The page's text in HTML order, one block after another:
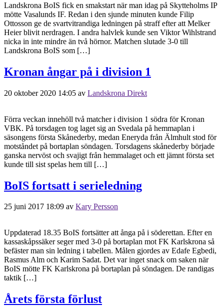
Landskrona BoIS fick en smakstart när man idag på Skytteholms IP
mötte Vasalunds IF. Redan i den sjunde minuten kunde Filip
Ottosson ge de svartvitrandiga ledningen på straff efter att Melker
Heier blivit nerdragen. I andra halvlek kunde sen Viktor Wihlstrand
nicka in inte mindre än två hörnor. Matchen slutade 3-0 till
Landskrona BoIS som […]
Kronan ångar på i division 1
20 oktober 2020 14:05 av Landskrona Direkt
Förra veckan innehöll två matcher i division 1 södra för Kronan
VBK. På torsdagen tog laget sig an Svedala på hemmaplan i
säsongens första Skånederby, medan Eneryda från Älmhult stod för
motståndet på bortaplan söndagen. Torsdagens skånederby började
ganska nervöst och svajigt från hemmalaget och ett jämnt första set
kunde till sist spelas hem till […]
BoIS fortsatt i serieledning
25 juni 2017 18:09 av Kary Persson
Uppdaterad 18.35 BoIS fortsätter att ånga på i söderettan. Efter en
kassaskåpssäker seger med 3-0 på bortaplan mot FK Karlskrona så
befäster man sin ledning i tabellen. Målen gjordes av Edafe Egbedi,
Rasmus Alm och Karim Sadat. Det var inget snack om saken när
BoIS mötte FK Karlskrona på bortaplan på söndagen. De randigas
taktik […]
Årets första förlust